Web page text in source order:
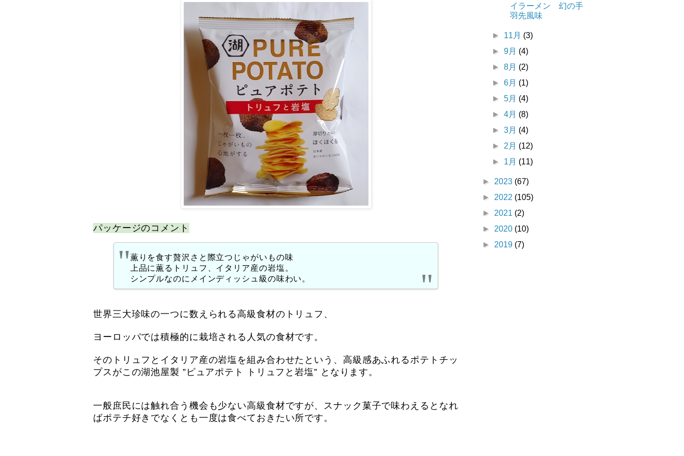
パッケージのコメント
薫りを食す贅沢さと際立つじゃがいもの味
上品に薫るトリュフ、イタリア産の岩塩。
シンプルなのにメインディッシュ級の味わい。
世界三大珍味の一つに数えられる高級食材のトリュフ、
ヨーロッパでは積極的に栽培される人気の食材です。
そのトリュフとイタリア産の岩塩を組み合わせたという、高級感あふれるポテトチッ
プスがこの湖池屋製 ”ピュアポテト トリュフと岩塩” となります。
一般庶民には触れ合う機会も少ない高級食材ですが、スナック菓子で味わえるとなれ
ばポテチ好きでなくとも一度は食べておきたい所です。
イラーメン 幻の手
羽先風味
► 11月 (3)
►9月 (4)
►8月 (2)
►6月 (1)
►5月 (4)
►4月 (8)
►3月 (4)
► 2月 (12)
► 1月 (11)
► 2023 (67)
► 2022 (105)
► 2021 (2)
► 2020 (10)
► 2019 (7)